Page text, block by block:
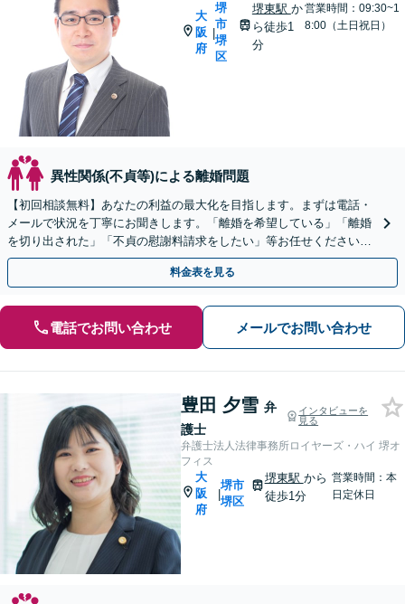
大
阪
府
|
堺
市
堺
区
堺東駅 か
ら徒歩1
分
営業時間：09:30~1
8:00（土日祝日）
異性関係(不貞等)による離婚問題
【初回相談無料】あなたの利益の最大化を目指します。まずは電話・
メールで状況を丁寧にお聞きします。「離婚を希望している」「離婚
を切り出された」「不貞の慰謝料請求をしたい」等お任せください。
【リーズナブルな料金設定】
料金表を見る
電話でお問い合わせ メールでお問い合わせ
豊田 夕雪 弁
護士
インタビューを
見る
弁護士法人法律事務所ロイヤーズ・ハイ 堺オ
フィス
大
阪
府
|
堺市
堺区
堺東駅 から
徒歩1分
営業時間：本
日定休日